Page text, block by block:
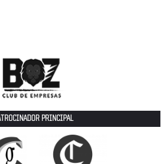
PRINCIPAL